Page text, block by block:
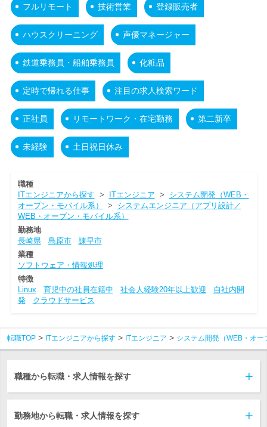
フルリモート 技術営業 登録販売者
ハウスクリーニング 声優マネージャー
鉄道乗務員・船舶乗務員 化粧品
定時で帰れる仕事 注目の求人検索ワード
正社員 リモートワーク・在宅勤務 第二新卒
未経験 土日祝日休み
職種
ITエンジニアから探す > ITエンジニア > システム開発（WEB・
オープン・モバイル系）
> システムエンジニア（アプリ設計／
WEB・オープン・モバイル系）
勤務地
長崎県
島原市
諫早市
業種
ソフトウェア・情報処理
特徴
Linux
育児中の社員在籍中 社会人経験20年以上歓迎
自社内開
発
クラウドサービス
転職TOP ITエンジニアから探す ITエンジニア システム開発（WEB・オ
職種から転職・求人情報を探す
勤務地から転職・求人情報を探す